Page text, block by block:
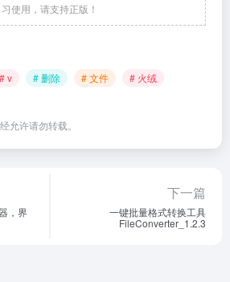
习使用，请支持正版！
# v # 删除 # 文件 # 火绒
允许请勿转载。
，界
下一篇
一键批量格式转换工具
FileConverter_1.2.3